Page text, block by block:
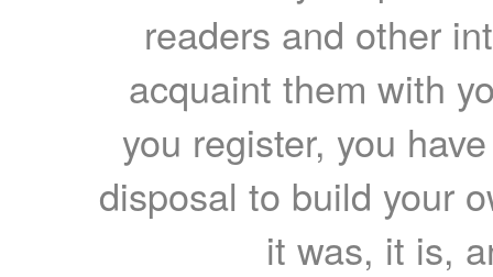
readers and other
acquaint them with
you register, you
disposal to build your
it was, it is,